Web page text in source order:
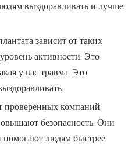
выздоравливать и лучше
зависит от таких
активности. Это
у вас травма. Это
компаний,
безопасность. Они
помогают людям быстрее